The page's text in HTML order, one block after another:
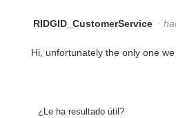
RIDGID_CustomerService ·
Hi, unfortunately the only one
¿Le ha resultado útil?